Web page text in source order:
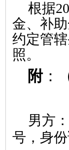
根据
金、补
约定管
照。
附：
男方：
号，身份